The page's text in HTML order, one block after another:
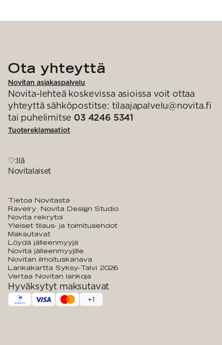
Ota yhteyttä
Novitan asiakaspalvelu
Novita-lehteä koskevissa asioissa voit ottaa
yhteyttä sähköpostitse: tilaajapalvelu@novita.fi
tai puhelimitse 03 4246 5341
Tuotereklamaatiot
♡:llä
Novitalaiset
Tietoa Novitasta
Ravelry: Novita Design Studio
Novita rekrytoi
Yleiset tilaus- ja toimitusehdot
Maksutavat
Löydä jälleenmyyjä
Novita jälleenmyyjille
Novitan ilmoituskanava
Lankakartta Syksy-Talvi 2026
Vertaa Novitan lankoja
Hyväksytyt maksutavat
+1